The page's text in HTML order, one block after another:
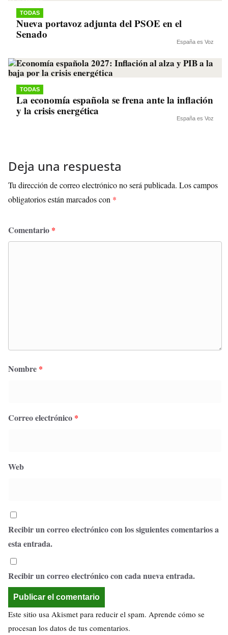
TODAS
Nueva portavoz adjunta del PSOE en el
Senado
España es Voz
TODAS
La economía española se frena ante la inflación
y la crisis energética
España es Voz
Deja una respuesta
Tu dirección de correo electrónico no será publicada. Los campos
obligatorios están marcados con *
Comentario *
Nombre *
Correo electrónico *
Web
Recibir un correo electrónico con los siguientes comentarios a
esta entrada.
Recibir un correo electrónico con cada nueva entrada.
Este sitio usa Akismet para reducir el spam. Aprende cómo se
procesan los datos de tus comentarios.